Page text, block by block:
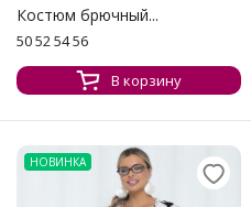
Костюм брючный...
50 52 54 56
В корзину
НОВИНКА